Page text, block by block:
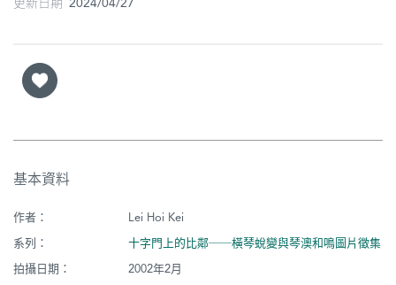
巴
街
基本資料
作者：
Lei Hoi Kei
系列：
十字門上的比鄰──橫琴蛻變與琴澳和鳴圖片徵集
拍攝日期：
2002年2月